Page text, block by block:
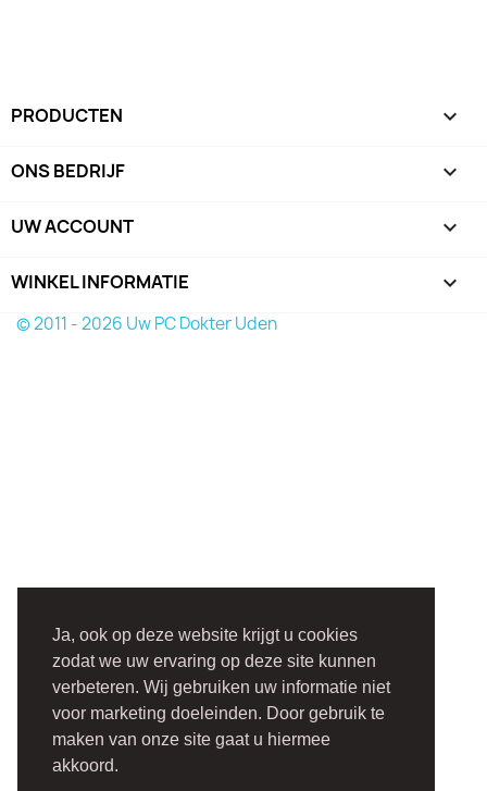
Ja, ook op deze website krijgt u cookies
zodat we uw ervaring op deze site kunnen
verbeteren. Wij gebruiken uw informatie niet
voor marketing doeleinden. Door gebruik te
maken van onze site gaat u hiermee
akkoord.
PRODUCTEN 
ONS BEDRIJF 
UW ACCOUNT 
WINKEL INFORMATIE keyboard_arrow_down
© 2011 - 2026 Uw PC Dokter Uden